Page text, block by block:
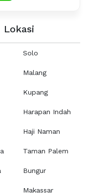
Lokasi
Solo
Malang
Kupang
Harapan Indah
Haji Naman
Taman Palem
Bungur
Makassar